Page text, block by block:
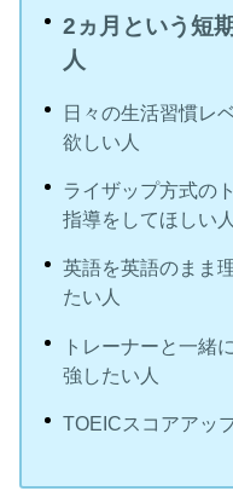
2ヵ月という短
人
日々の生活習慣レ
欲しい人
ライザップ方式の
指導をしてほしい人
英語を英語のまま
たい人
トレーナーと一緒
強したい人
TOEICスコアアッ